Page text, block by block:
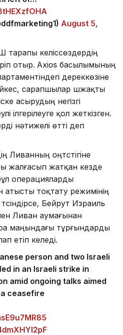
August 5,
келіссөздердің
отыр. Axios басылымының
дереккөзіне
сарапшылар үшжақты
асырудың негізгі
ілгерілеуге қол жеткізген.
нәтижелі өтті деп
Ливанның оңтүстігіне
жалғасып жатқан кезде
операцияларды
атысты тоқтату режимінің
Бейрут Израиль
Ливан аумағынан
маңындағы тұрғындарды
етіп келеді.
person and two Israeli
in an Israeli strike in
amid ongoing talks aimed
ceasefire